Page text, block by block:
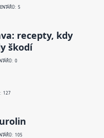
5
recepty, kdy
škodí
0
127
105